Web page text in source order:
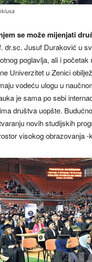
se može mijenjati
dr.sc. Jusuf Duraković u
poglavlja, ali i
Univerzitet u Zenici
vodeću ulogu u
je sama po sebi
društva uopšte.
novih studijskih
visokog obrazovanja